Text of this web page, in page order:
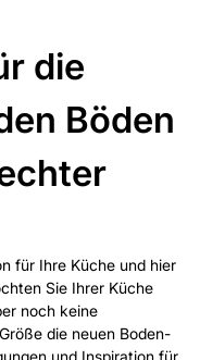
die
Böden
für Ihre Küche und hier
Sie Ihrer Küche
noch keine
die neuen Boden-
und Inspiration für